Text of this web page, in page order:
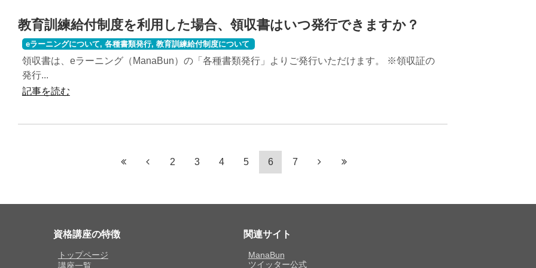
教育訓練給付制度を利用した場合、領収書はいつ発行できますか？
eラーニングについて, 各種書類発行, 教育訓練給付制度について
領収書は、eラーニング（ManaBun）の「各種書類発行」よりご発行いただけます。 ※領収証の
発行...
記事を読む
2 3 4 5 6 7
資格講座の特徴
トップページ
講座一覧
関連サイト
ManaBun
ツイッター公式